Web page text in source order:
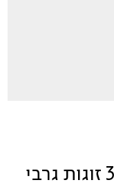
HECHTER PARIS מארז 3 זוגות גרבי